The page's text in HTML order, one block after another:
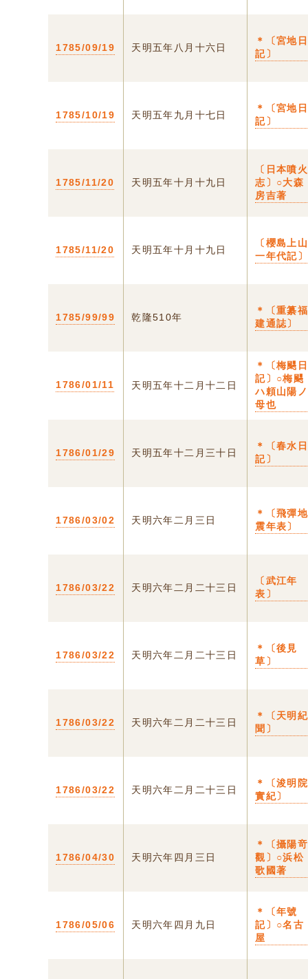
1785/09/19 天明五年八月十六日
＊〔宮地日
記〕
1785/10/19 天明五年九月十七日
＊〔宮地日
記〕
1785/11/20 天明五年十月十九日
〔日本噴火
志〕○大森
房吉著
1785/11/20 天明五年十月十九日
〔櫻島上山
一年代記〕
1785/99/99 乾隆510年
＊〔重纂福
建通誌〕
1786/01/11 天明五年十二月十二日
＊〔梅颸日
記〕○梅颸
ハ頼山陽ノ
母也
1786/01/29 天明五年十二月三十日
＊〔春水日
記〕
1786/03/02 天明六年二月三日
＊〔飛彈地
震年表〕
1786/03/22 天明六年二月二十三日
〔武江年
表〕
1786/03/22 天明六年二月二十三日
＊〔後見
草〕
1786/03/22 天明六年二月二十三日
＊〔天明紀
聞〕
1786/03/22 天明六年二月二十三日
＊〔浚明院
實紀〕
1786/04/30 天明六年四月三日
＊〔攝陽竒
觀〕○浜松
歌國著
1786/05/06 天明六年四月九日
＊〔年號
記〕○名古
屋